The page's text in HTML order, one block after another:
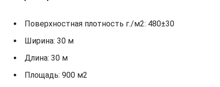
Поверхностная плотность г./м2: 480±30
Ширина: 30 м
Длина: 30 м
Площадь: 900 м2